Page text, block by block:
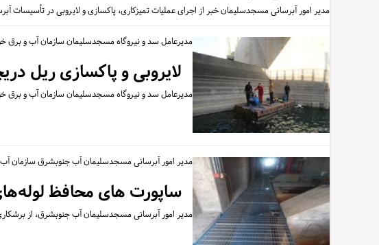
مدیر امور آبرسانی مسجدسلیمان خبر از اجرای عملیات تمیزکاری، پاکسازی و لایروبی در تأسیسات
مدیرعامل سد و نیروگاه مسجدسلیمان سازمان آب و برق
لایروبی و پاکسازی ریل‌
مدیرعامل سد و نیروگاه مسجدسلیمان سازمان آب و برق
مدیر امور آبرسانی مسجدسلیمان آب جنوبشرق سازمان
ساپورت های محافظ
مدیر امور آبرسانی مسجدسلیمان آب جنوبشرق، از